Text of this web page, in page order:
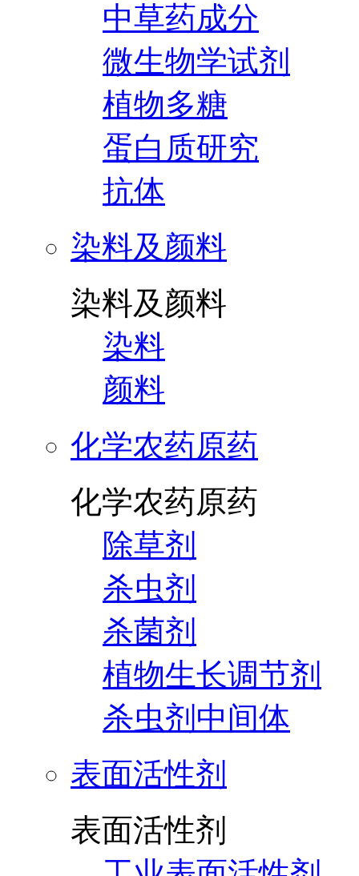
中草药成分
微生物学试剂
植物多糖
蛋白质研究
抗体
染料及颜料
染料及颜料
染料
颜料
化学农药原药
化学农药原药
除草剂
杀虫剂
杀菌剂
植物生长调节剂
杀虫剂中间体
表面活性剂
表面活性剂